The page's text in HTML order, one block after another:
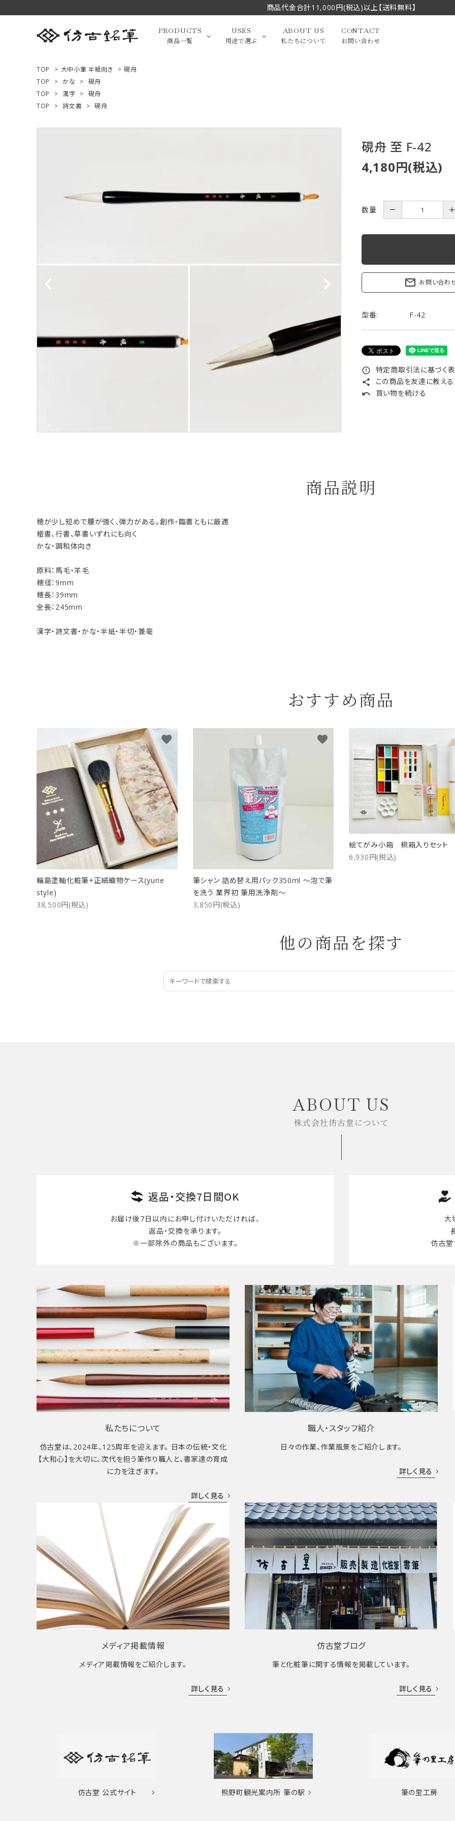
商品代金合計11,000円(税込)以上【送料無料】
PRODUCTS
商品一覧
小筆（面相系） 小筆
USES
用途で選ぶ
写経・御朱印
洗浄剤・その他
チークブラシ
洗顔ブラシ
ABOUT US
私たちについて
CONTACT
お問い合わせ
ACCOUNT MENU
プライバシーポリシー
TOP > 大中小筆 半紙向き > 硯舟
TOP
> かな > 硯舟
TOP
> 漢字 > 硯舟
TOP
> 詩文書 > 硯舟
硯舟 至 F-42
4,180円(税込)
数量 － ＋
mail_outline お問い合わ
型番: F-42
error_outline 特定商取引法に基づく
share この商品を友達に教える
undo 買い物を続ける
商品説明
穂が少し短めで腰が強く、弾力がある。創作・臨書ともに最適
楷書、行書、草書いずれにも向く
かな・調和体向き
原料：馬毛・羊毛
穂径：9mm
穂長：39mm
全長：245mm
漢字・詩文書・かな・半紙・半切・兼毫
おすすめ商品
輪島塗軸化粧筆+正絹織物ケース(yurie
style)
38,500円(税込)
favorite
筆シャン 詰め替え用パック350ml ～泡で筆
を洗う 業界初 筆用洗浄剤～
3,850円(税込)
favorite
絵てがみ小箱 桐箱入りセット
6,930円(税込)
他の商品を探す
ABOUT US
株式会社仿古堂について
返品・交換7日間OK
お届け後7日以内にお申し付けいただければ、
返品・交換を承ります。
※一部除外の商品もございます。
大
仿古堂
私たちについて
仿古堂は、2024年、125周年を迎えます。 日本の伝統・文化
【大和心】を大切に、次代を担う筆作り職人と、書家達の育成
に力を注ぎます。
詳しく見る
職人・スタッフ紹介
日々の作業、作業風景をご紹介します。
詳しく見る
メディア掲載情報
メディア掲載情報をご紹介します。
詳しく見る
仿古堂ブログ
筆と化粧筆に関する情報を掲載しています。
詳しく見る
仿古堂 公式サイト 熊野町観光案内所 筆の駅 筆の里工房